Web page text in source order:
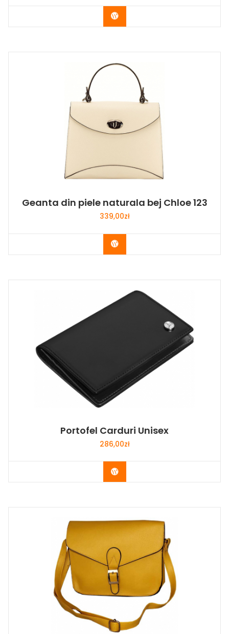
Buy Now
Geanta din piele naturala bej Chloe 123
339,00zł
Buy Now
Portofel Carduri Unisex
286,00zł
Buy Now